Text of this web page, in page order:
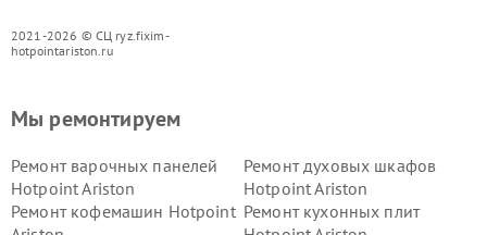
2021-2026 © СЦ ryz.fixim-
hotpointariston.ru
Мы ремонтируем
Ремонт варочных панелей
Hotpoint Ariston
Ремонт духовых шкафов
Hotpoint Ariston
Ремонт кофемашин Hotpoint Ремонт кухонных плит